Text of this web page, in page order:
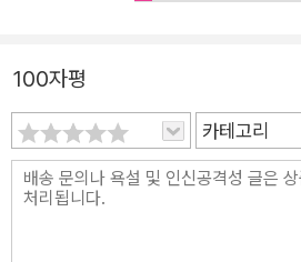
승한 후에 끝없이 추락하는 이야기(‘이
범주에 우리가 익히 아는 신데렐라 이
는 처음에는 강한 타격을 경험하고 중
을 맞는 오이디푸스 이야기가 있다. 그
선택했을까? 가장 큰 수익을 거둔, 가
100자평
카테고리